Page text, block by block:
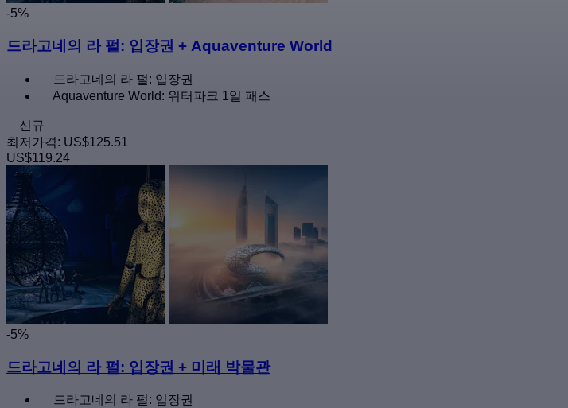
-5%
드라고네의 라 펄: 입장권 + Aquaventure World
드라고네의 라 펄: 입장권
Aquaventure World: 워터파크 1일 패스
신규
최저가격: US$125.51
US$119.24
-5%
드라고네의 라 펄: 입장권 + 미래 박물관
드라고네의 라 펄: 입장권